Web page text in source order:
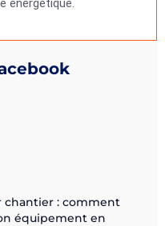
chantier : comment
équipement en
énergétique.